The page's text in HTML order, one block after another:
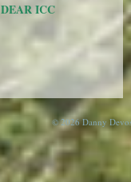
DEAR ICC
© 2026 Danny